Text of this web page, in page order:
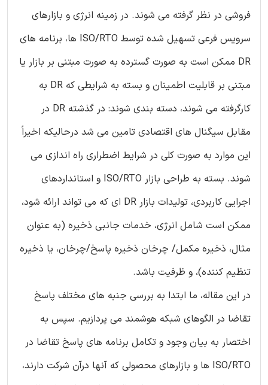
فروشی در نظر گرفته می شوند. در زمینه انرژی و بازارهای
سرویس فرعی تسهیل شده توسط ISO/RTO ها، برنامه های
DR ممکن است به صورت گسترده به صورت مبتنی بر بازار یا
مبتنی بر قابلیت اطمینان و بسته به شرایطی که DR به
کارگرفته می شوند، دسته بندی شوند: در گذشته DR در
مقابل سیگنال های اقتصادی تامین می شد درحالیکه اخیراً
این موارد به صورت کلی در شرایط اضطراری راه اندازی می
شوند. بسته به طراحی بازار ISO/RTO و استانداردهای
اجرایی کاربردی، تولیدات بازار DR ای که می تواند ارائه شود،
ممکن است شامل انرژی، خدمات جانبی ذخیره (به عنوان
مثال، ذخیره مکمل/ چرخان ذخیره پاسخ/چرخان، یا ذخیره
تنظیم کننده)، و ظرفیت باشد.
در این مقاله، ما ابتدا به بررسی جنبه های مختلف پاسخ
تقاضا در الگوهای شبکه هوشمند می پردازیم. سپس به
اختصار به بیان وجود و تکامل برنامه های پاسخ تقاضا در
ISO/RTO ها و بازارهای محصولی که آنها درآن شرکت دارند،